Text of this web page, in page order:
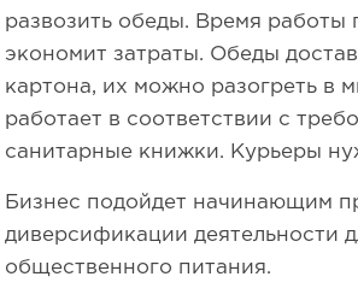
развозить обеды. Время работы
экономит затраты. Обеды
картона, их можно разогреть в
работает в соответствии с
санитарные книжки. Курьеры
Бизнес подойдет начинающим
диверсификации деятельности
общественного питания.